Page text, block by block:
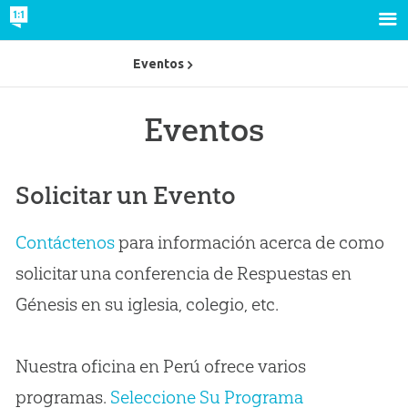
Eventos
Solicitar un Evento
Contáctenospara información acerca de como
solicitar una conferencia de Respuestas en
Génesis en su iglesia, colegio, etc.
Nuestra oficina en Perú ofrece varios
programas. Seleccione Su Programa
Eventos